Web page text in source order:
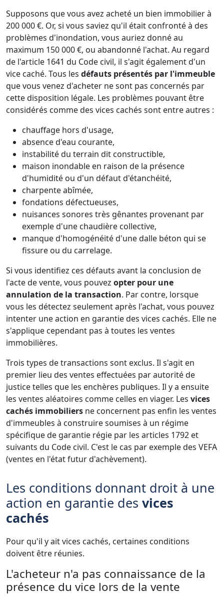
Supposons que vous avez acheté un bien immobilier à
200 000 €. Or, si vous saviez qu'il était confronté à des
problèmes d'inondation, vous auriez donné au
maximum 150 000 €, ou abandonné l'achat. Au regard
de l'article 1641 du Code civil, il s'agit également d'un
vice caché. Tous les défauts présentés par l'immeuble
que vous venez d'acheter ne sont pas concernés par
cette disposition légale. Les problèmes pouvant être
considérés comme des vices cachés sont entre autres :
chauffage hors d'usage,
absence d'eau courante,
instabilité du terrain dit constructible,
maison inondable en raison de la présence
d'humidité ou d'un défaut d'étanchéité,
charpente abîmée,
fondations défectueuses,
nuisances sonores très gênantes provenant par
exemple d'une chaudière collective,
manque d'homogénéité d'une dalle béton qui se
fissure ou du carrelage.
Si vous identifiez ces défauts avant la conclusion de
l'acte de vente, vous pouvez opter pour une
annulation de la transaction. Par contre, lorsque
vous les détectez seulement après l'achat, vous pouvez
intenter une action en garantie des vices cachés. Elle ne
s'applique cependant pas à toutes les ventes
immobilières.
Trois types de transactions sont exclus. Il s'agit en
premier lieu des ventes effectuées par autorité de
justice telles que les enchères publiques. Il y a ensuite
les ventes aléatoires comme celles en viager. Les vices
cachés immobiliers ne concernent pas enfin les ventes
d'immeubles à construire soumises à un régime
spécifique de garantie régie par les articles 1792 et
suivants du Code civil. C'est le cas par exemple des VEFA
(ventes en l'état futur d'achèvement).
Les conditions donnant droit à une
action en garantie des vices
cachés
Pour qu'il y ait vices cachés, certaines conditions
doivent être réunies.
L'acheteur n'a pas connaissance de la
présence du vice lors de la vente